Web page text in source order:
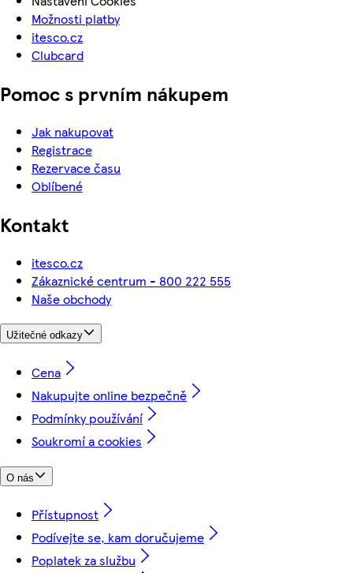
Možnosti platby
itesco.cz
Clubcard
Pomoc s prvním nákupem
Jak nakupovat
Registrace
Rezervace času
Oblíbené
Kontakt
itesco.cz
Zákaznické centrum - 800 222 555
Naše obchody
Užitečné odkazy
Cena
Nakupujte online bezpečně
Podmínky používání
Soukromí a cookies
O nás
Přístupnost
Podívejte se, kam doručujeme
Poplatek za službu